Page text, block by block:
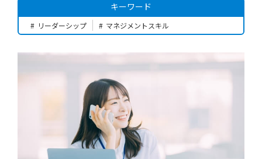
キーワード
リーダーシップ マネジメントスキル